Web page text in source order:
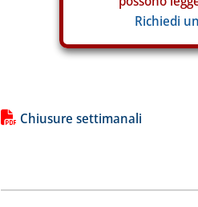
Richiedi
Lista allegati PDF alla
Chiusure settimanali